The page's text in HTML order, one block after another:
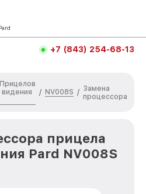
+7 (843) 254-68-13
видения
/ NV008S / Замена
процессора
прицела
Pard NV008S